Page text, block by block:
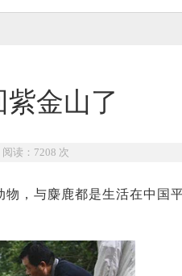
紫金山了
读： 7208 次
物，与麋鹿都是生活在中国